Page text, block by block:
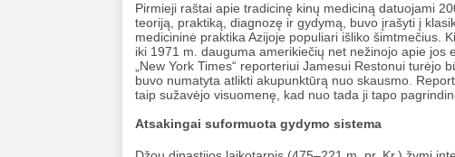
Pirmieji raštai apie tradicinę kinų mediciną datuojami
teoriją, praktiką, diagnozę ir gydymą, buvo įrašyti į
medicininė praktika Azijoje populiari išliko šimtmečius.
iki 1971 m. dauguma amerikiečių net nežinojo apie jos
„New York Times“ reporteriui Jamesui Restonui
buvo numatyta atlikti akupunktūrą nuo skausmo.
taip sužavėjo visuomenę, kad nuo tada ji tapo
Atsakingai suformuota gydymo sistema